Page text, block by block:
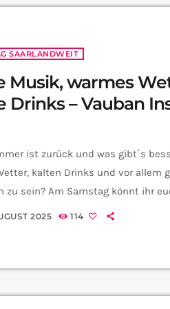
SAARLANDWEIT
Musik, warmes
Drinks – Vauban
ist zurück und was gibt´s
kalten Drinks und vor allem
zu sein? Am Samstag könnt ihr
Insel in Saarlouis wieder richtig
was über die Veranstaltung am
2025 114